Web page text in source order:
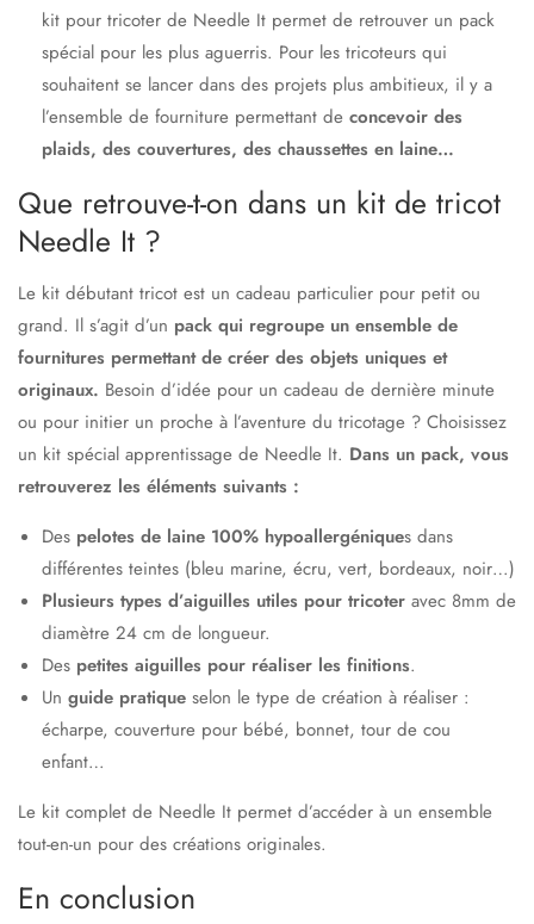
kit pour tricoter de Needle It permet de retrouver un pack
spécial pour les plus aguerris. Pour les tricoteurs qui
souhaitent se lancer dans des projets plus ambitieux, il y a
l’ensemble de fourniture permettant de concevoir des
plaids, des couvertures, des chaussettes en laine…
Que retrouve-t-on dans un kit de tricot
Needle It ?
Le kit débutant tricot est un cadeau particulier pour petit ou
grand. Il s’agit d’un pack qui regroupe un ensemble de
fournitures permettant de créer des objets uniques et
originaux. Besoin d’idée pour un cadeau de dernière minute
ou pour initier un proche à l’aventure du tricotage ? Choisissez
un kit spécial apprentissage de Needle It. Dans un pack, vous
retrouverez les éléments suivants :
Des pelotes de laine 100% hypoallergéniques dans
différentes teintes (bleu marine, écru, vert, bordeaux, noir…)
Plusieurs types d’aiguilles utiles pour tricoter avec 8mm de
diamètre 24 cm de longueur.
Des petites aiguilles pour réaliser les finitions.
Un guide pratique selon le type de création à réaliser :
écharpe, couverture pour bébé, bonnet, tour de cou
enfant…
Le kit complet de Needle It permet d’accéder à un ensemble
tout-en-un pour des créations originales.
En conclusion